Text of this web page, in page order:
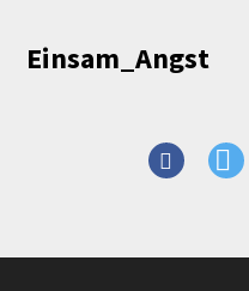
Einsam_Angst